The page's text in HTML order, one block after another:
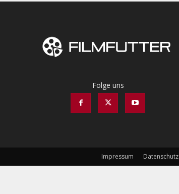
Folge uns
Impressum Datenschutz